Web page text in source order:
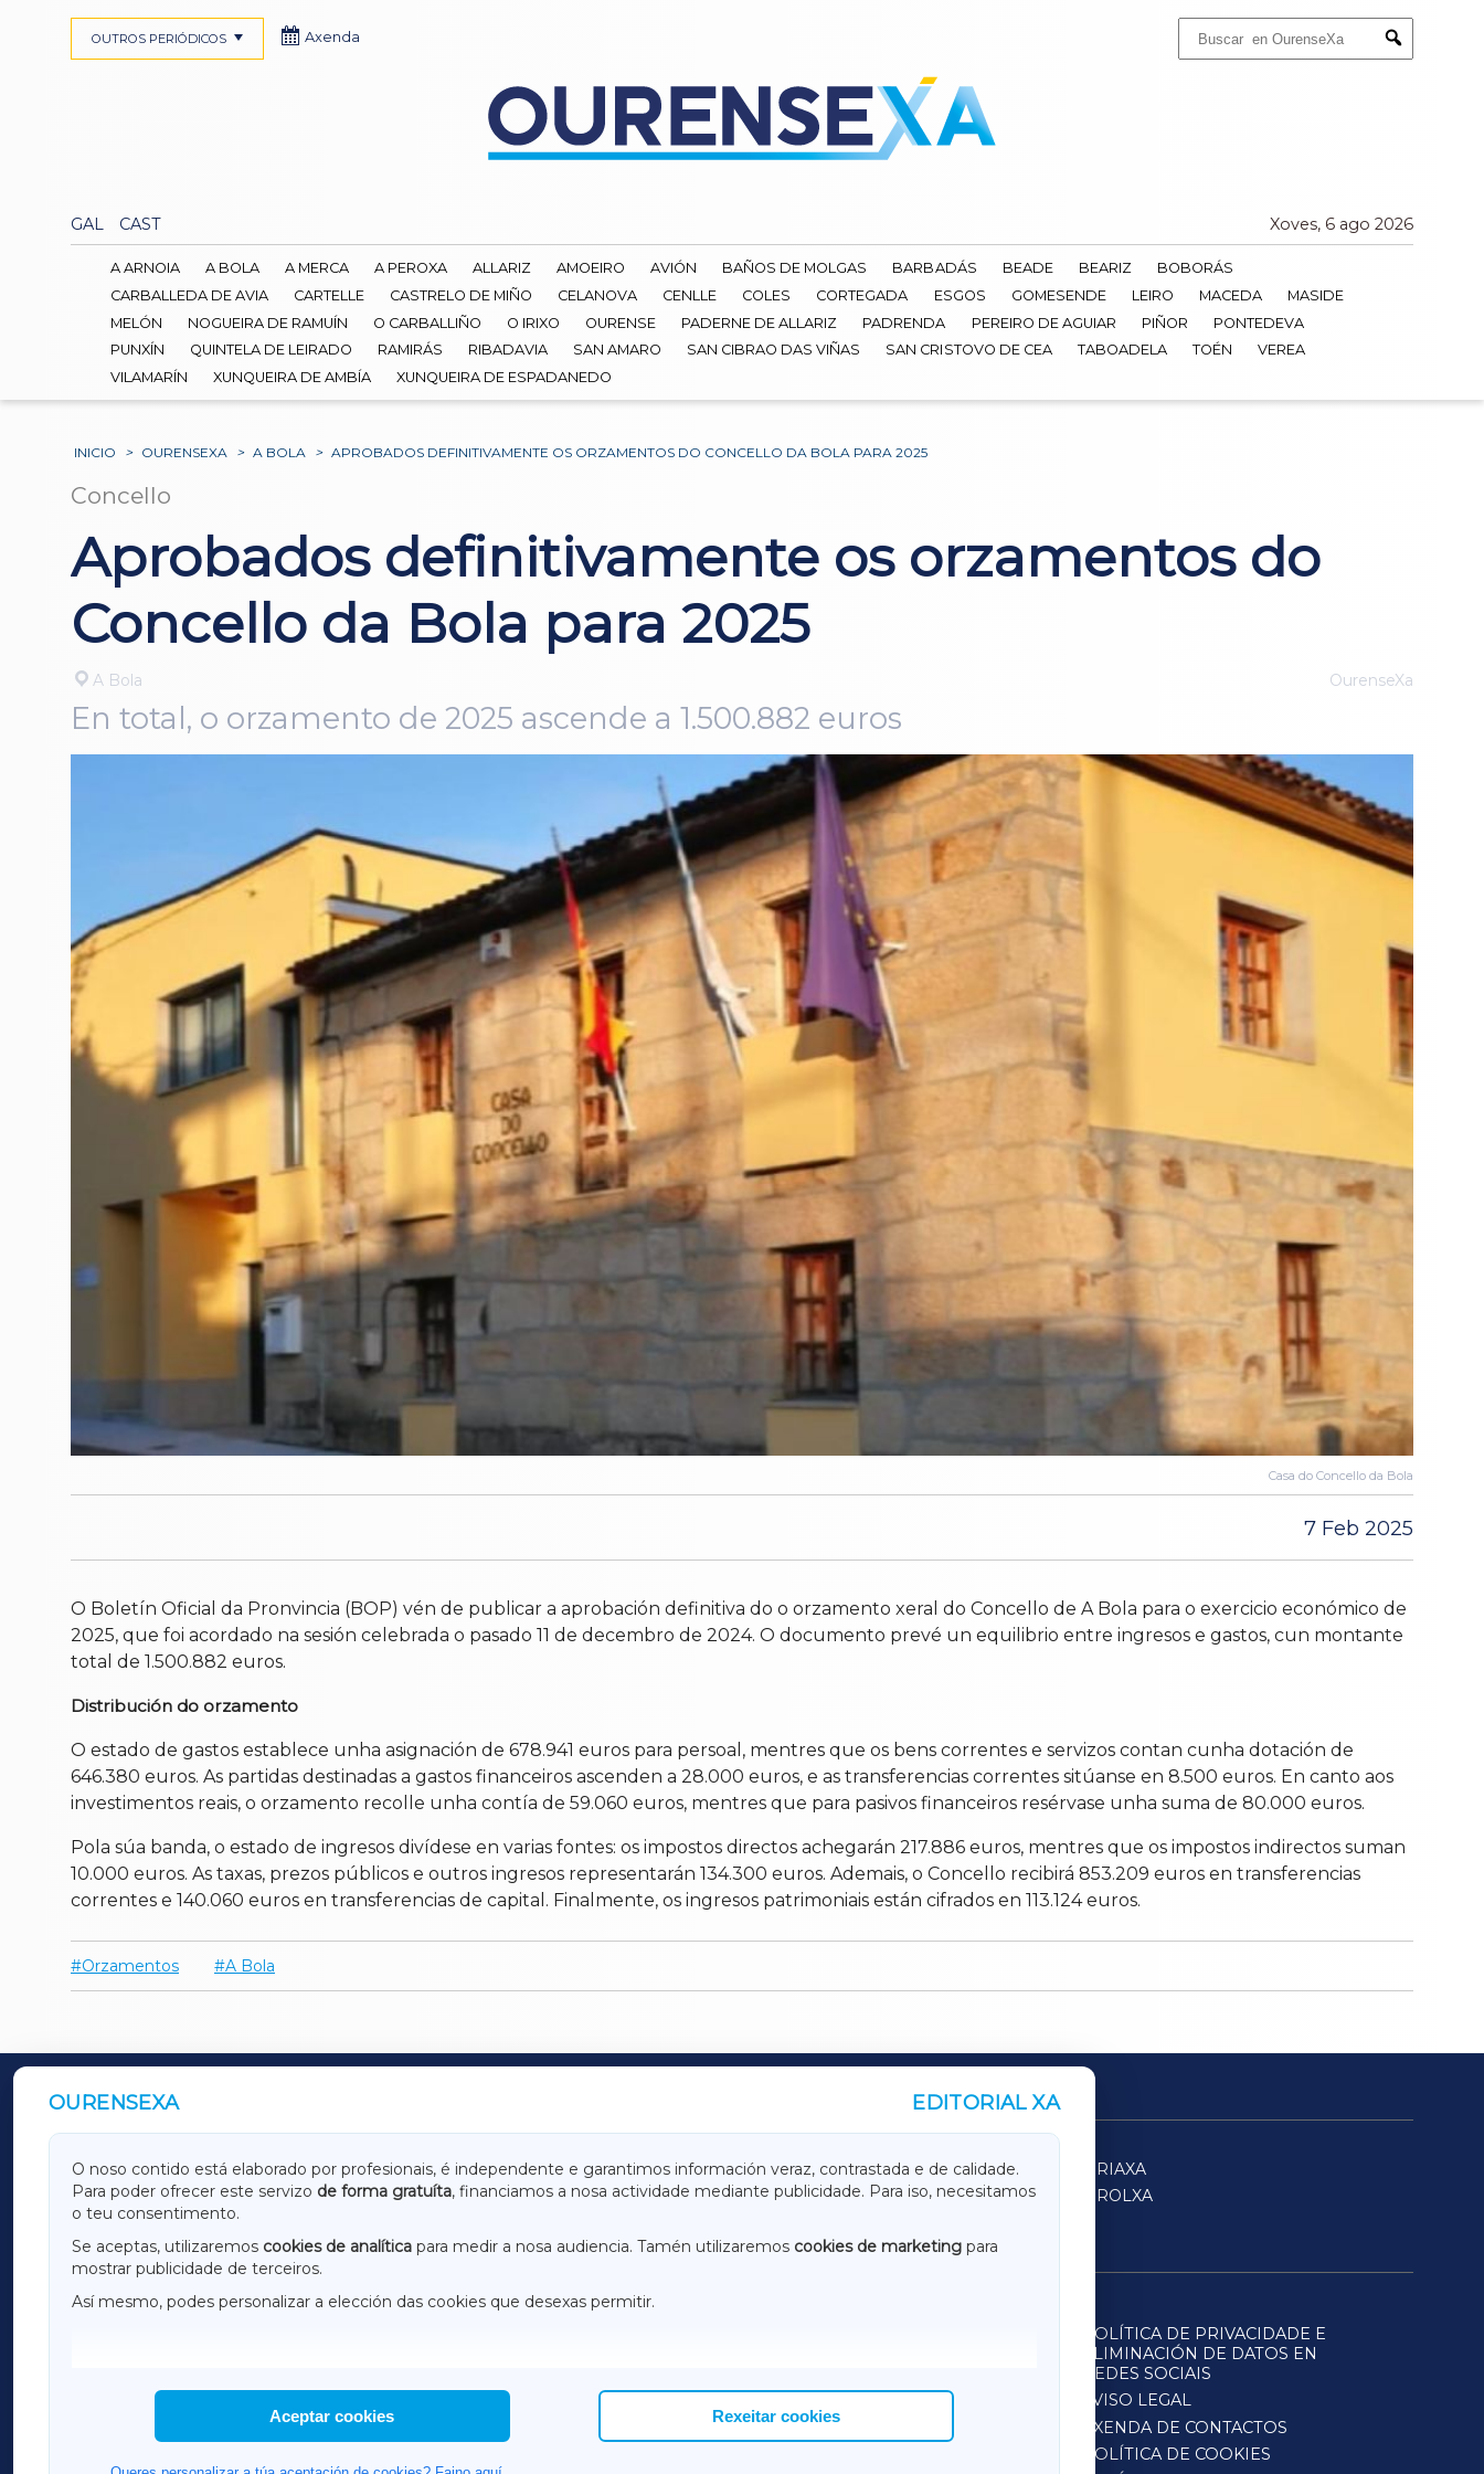
Submit
GAL CAST Xoves, 6 ago 2026
OUTROS PERIÓDICOS Axenda
A ARNOIA A BOLA A MERCA A PEROXA ALLARIZ AMOEIRO AVIÓN BAÑOS DE MOLGAS BARBADÁS BEADE BEARIZ
BOBORÁS
CARBALLEDA DE AVIA
CARTELLE CASTRELO DE MIÑO CELANOVA CENLLE COLES CORTEGADA ESGOS GOMESENDE LEIRO MACEDA
MASIDE
MELÓN
NOGUEIRA DE RAMUÍN O CARBALLIÑO O IRIXO OURENSE PADERNE DE ALLARIZ PADRENDA PEREIRO DE AGUIAR PIÑOR
PONTEDEVA
PUNXÍN
QUINTELA DE LEIRADO RAMIRÁS RIBADAVIA SAN AMARO SAN CIBRAO DAS VIÑAS SAN CRISTOVO DE CEA TABOADELA TOÉN
VEREA
VILAMARÍN
XUNQUEIRA DE AMBÍA XUNQUEIRA DE ESPADANEDO
INICIO > OURENSEXA > A BOLA > APROBADOS DEFINITIVAMENTE OS ORZAMENTOS DO CONCELLO DA BOLA PARA 2025
Concello
Aprobados definitivamente os orzamentos do
Concello da Bola para 2025
A Bola OurenseXa
En total, o orzamento de 2025 ascende a 1.500.882 euros
Casa do Concello da Bola
7 Feb 2025
O Boletín Oficial da Pronvincia (BOP) vén de publicar a aprobación definitiva do o orzamento xeral do Concello de A Bola para o exercicio económico de
2025, que foi acordado na sesión celebrada o pasado 11 de decembro de 2024. O documento prevé un equilibrio entre ingresos e gastos, cun montante
total de 1.500.882 euros.
Distribución do orzamento
O estado de gastos establece unha asignación de 678.941 euros para persoal, mentres que os bens correntes e servizos contan cunha dotación de
646.380 euros. As partidas destinadas a gastos financeiros ascenden a 28.000 euros, e as transferencias correntes sitúanse en 8.500 euros. En canto aos
investimentos reais, o orzamento recolle unha contía de 59.060 euros, mentres que para pasivos financeiros resérvase unha suma de 80.000 euros.
Pola súa banda, o estado de ingresos divídese en varias fontes: os impostos directos achegarán 217.886 euros, mentres que os impostos indirectos suman
10.000 euros. As taxas, prezos públicos e outros ingresos representarán 134.300 euros. Ademais, o Concello recibirá 853.209 euros en transferencias
correntes e 140.060 euros en transferencias de capital. Finalmente, os ingresos patrimoniais están cifrados en 113.124 euros.
Orzamentos A Bola
OURENSEXA EDITORIAL XA
O noso contido está elaborado por profesionais, é independente e garantimos información veraz, contrastada e de calidade.
Para poder ofrecer este servizo de forma gratuíta, financiamos a nosa actividade mediante publicidade. Para iso, necesitamos
o teu consentimento.
Se aceptas, utilizaremos cookies de analítica para medir a nosa audiencia. Tamén utilizaremos cookies de marketing para
mostrar publicidade de terceiros.
Así mesmo, podes personalizar a elección das cookies que desexas permitir.
Aceptar cookies Rexeitar cookies
OUTROS PERIÓDICOS
GALICIAXA LUGOXA TERRACHAXA
SARRIAXA
AMARIÑAXA
RIBEIRASACRAXA ACORUÑAXA
FERROLXA
OURENSEXA
HEMEROTECA
POLÍTICA DE PRIVACIDADE E
ELIMINACIÓN DE DATOS EN
REDES SOCIAIS
AVISO LEGAL
AXENDA DE CONTACTOS
POLÍTICA DE COOKIES